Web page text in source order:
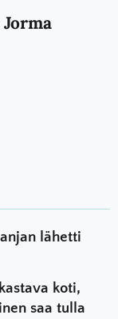
lähetti
koti,
saa tulla